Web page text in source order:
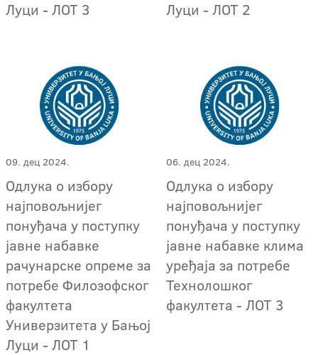
Луци - ЛОТ 3 Луци - ЛОТ 2
09. дец 2024.
Одлука о избору
најповољнијег
понуђача у поступку
јавне набавке
рачунарске опреме за
потребе Филозофског
факултета
Универзитета у Бањој
Луци - ЛОТ 1
06. дец 2024.
Одлука о избору
најповољнијег
понуђача у поступку
јавне набавке клима
уређаја за потребе
Технолошког
факултета - ЛОТ 3